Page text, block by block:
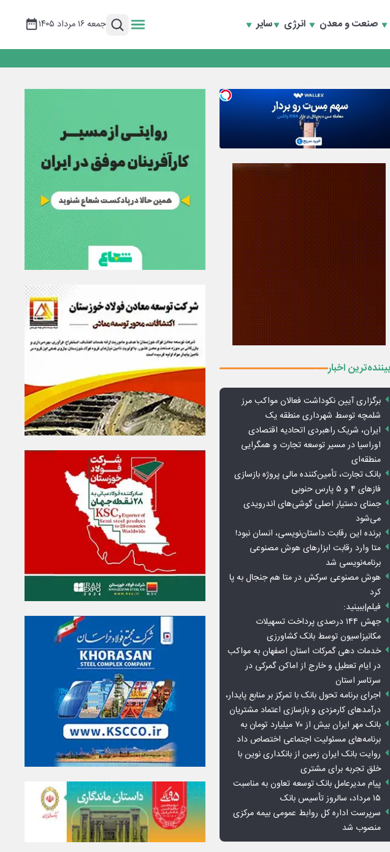
صنعت و معدن انرژی سایر جمعه ۱۶ مرداد ۱۴۰۵
اخبار
برگزاری آیین نکوداشت فعالان مواکب مرز
شلمچه توسط شهرداری منطقه یک
ایران، شریک راهبردی اتحادیه اقتصادی
اوراسیا در مسیر توسعه تجارت و همگرایی
منطقه‌ای
بانک تجارت، تأمین‌کننده مالی پروژه بازسازی
فازهای ۴ و ۵ پارس حنوبی
جمنای دستیار اصلی گوشی‌های اندرویدی
می‌شود
برنده این رقابت داستان‌نویسی، انسان نبود!
متا وارد رقابت ابزارهای هوش مصنوعی
برنامه‌نویسی شد
هوش مصنوعی سرکش در متا هم جنجال به پا
کرد
فیلم|ببینید:
جهش ۱۴۴ درصدی پرداخت تسهیلات
مکانیزاسیون توسط بانک کشاورزی
خدمات دهی گمرکات استان اصفهان به مواکب
در ایام تعطیل و خارج از اماکن گمرکی در
سرتاسر استان
اجرای برنامه تحول بانک با تمرکز بر منابع پایدار،
درآمدهای کارمزدی و بازسازی اعتماد مشتریان
بانک مهر ایران بیش از ۷۰ میلیارد تومان به
برنامه‌های مسئولیت اجتماعی اختصاص داد
روایت بانک ایران زمین از بانکداری نوین با
خلق تجربه برای مشتری
پیام مدیرعامل بانک توسعه تعاون به مناسبت
۱۵ مرداد، سالروز تأسیس بانک
سرپرست اداره کل روابط عمومی بیمه مرکزی
منصوب شد